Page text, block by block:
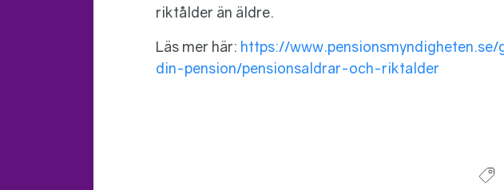
riktålder än äldre.
Läs mer här: https://
din-pension/pensionsaldrar-och-riktalder